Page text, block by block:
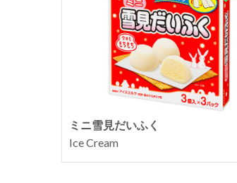
ミニ雪見だいふく
Ice Cream